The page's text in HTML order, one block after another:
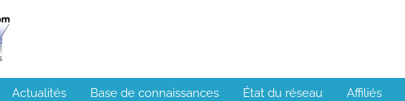
Actualités Base de connaissances État du réseau Affiliés